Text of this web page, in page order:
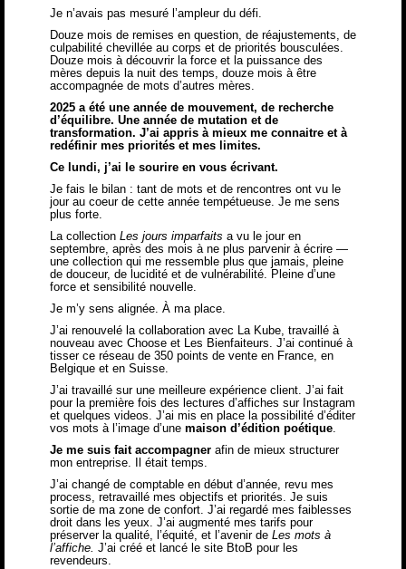
Je n’avais pas mesuré l’ampleur du défi.
Douze mois de remises en question, de réajustements, de
culpabilité chevillée au corps et de priorités bousculées.
Douze mois à découvrir la force et la puissance des
mères depuis la nuit des temps, douze mois à être
accompagnée de mots d’autres mères.
2025 a été une année de mouvement, de recherche
d’équilibre. Une année de mutation et de
transformation. J’ai appris à mieux me connaitre et à
redéfinir mes priorités et mes limites.
Ce lundi, j’ai le sourire en vous écrivant.
Je fais le bilan : tant de mots et de rencontres ont vu le
jour au coeur de cette année tempétueuse. Je me sens
plus forte.
La collection Les jours imparfaits a vu le jour en
septembre, après des mois à ne plus parvenir à écrire —
une collection qui me ressemble plus que jamais, pleine
de douceur, de lucidité et de vulnérabilité. Pleine d’une
force et sensibilité nouvelle.
Je m’y sens alignée. À ma place.
J’ai renouvelé la collaboration avec La Kube, travaillé à
nouveau avec Choose et Les Bienfaiteurs. J’ai continué à
tisser ce réseau de 350 points de vente en France, en
Belgique et en Suisse.
J’ai travaillé sur une meilleure expérience client. J’ai fait
pour la première fois des lectures d’affiches sur Instagram
et quelques videos. J’ai mis en place la possibilité d’éditer
vos mots à l’image d’une maison d’édition poétique.
Je me suis fait accompagner afin de mieux structurer
mon entreprise. Il était temps.
J’ai changé de comptable en début d’année, revu mes
process, retravaillé mes objectifs et priorités. Je suis
sortie de ma zone de confort. J’ai regardé mes faiblesses
droit dans les yeux. J’ai augmenté mes tarifs pour
préserver la qualité, l’équité, et l’avenir de Les mots à
l’affiche. J’ai créé et lancé le site BtoB pour les
revendeurs.